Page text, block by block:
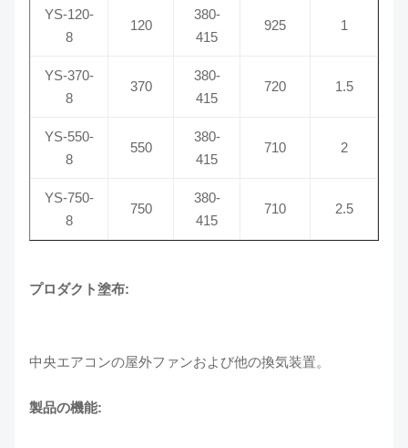
YS-120-
8
120
380-
415
925 1
YS-370-
8
370
380-
415
720 1.5
YS-550-
8
550
380-
415
710 2
YS-750-
8
750
380-
415
710 2.5
プロダクト塗布:
中央エアコンの屋外ファンおよび他の換気装置。
製品の機能: